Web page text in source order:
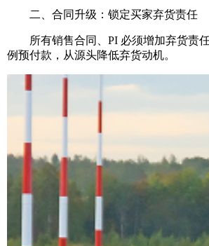
二、合同升级：锁定买家弃货责任
所有销售合同、PI 必须增加弃货责任
例预付款，从源头降低弃货动机。